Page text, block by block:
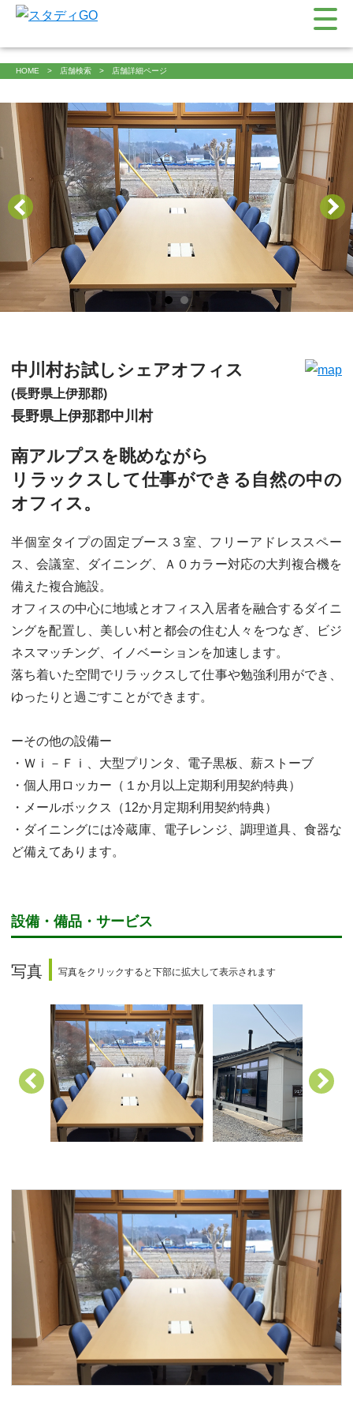
HOME 店舗検索 店舗詳細ページ
中川村お試しシェアオフィス
(長野県上伊那郡)
長野県上伊那郡中川村
南アルプスを眺めながら
リラックスして仕事ができる自然の中の
オフィス。
半個室タイプの固定ブース３室、フリーアドレススペー
ス、会議室、ダイニング、Ａ０カラー対応の大判複合機を
備えた複合施設。
オフィスの中心に地域とオフィス入居者を融合するダイニ
ングを配置し、美しい村と都会の住む人々をつなぎ、ビジ
ネスマッチング、イノベーションを加速します。
落ち着いた空間でリラックスして仕事や勉強利用ができ、
ゆったりと過ごすことができます。
ーその他の設備ー
・Ｗｉ－Ｆｉ、大型プリンタ、電子黒板、薪ストーブ
・個人用ロッカー（１か月以上定期利用契約特典）
・メールボックス（12か月定期利用契約特典）
・ダイニングには冷蔵庫、電子レンジ、調理道具、食器な
ど備えてあります。
設備・備品・サービス
写真